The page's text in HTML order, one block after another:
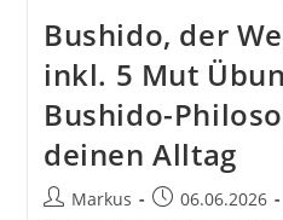
Bushido, der
inkl. 5 Mut
Bushido-
deinen Alltag
Beitrags-
Markus
Beitrag06.06.2026